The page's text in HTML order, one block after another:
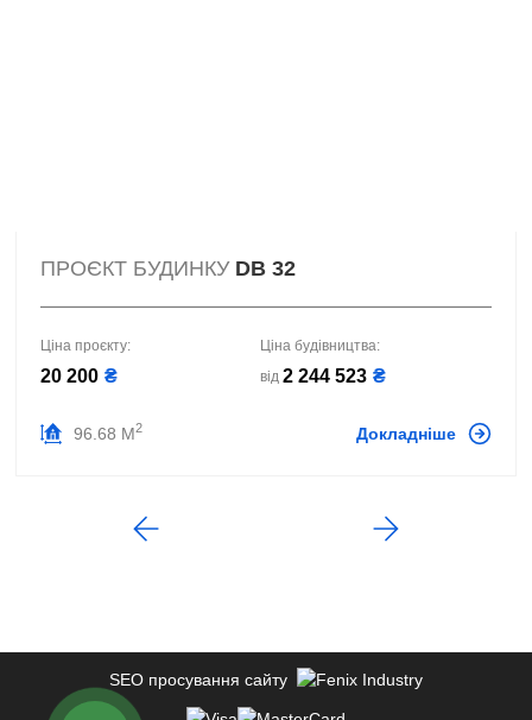
ПРОЄКТ БУДИНКУ DB 32
Ціна проєкту:
20 200 ₴
Ціна будівництва:
від 2 244 523 ₴
96.68 М2 Докладніше
SEO просування сайту